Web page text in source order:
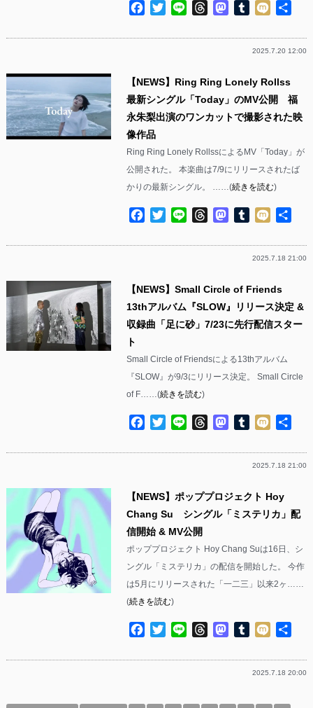
Facebook
TwitterLine ThreadsMastodon
Tumblr
Mixi
2025.7.20 12:00
【NEWS】Ring Ring Lonely Rollss
最新シングル「Today」のMV公開 福
永朱梨出演のワンカットで撮影された映
像作品
Ring Ring Lonely RollssによるMV「Today」が
公開された。 本楽曲は7/9にリリースされたば
かりの最新シングル。 ……(続きを読む)
Facebook
TwitterLine ThreadsMastodon
Tumblr
Mixi
2025.7.18 21:00
【NEWS】Small Circle of Friends
13thアルバム『SLOW』リリース決定 &
収録曲「足に砂」7/23に先行配信スター
ト
Small Circle of Friendsによる13thアルバム
『SLOW』が9/3にリリース決定。 Small Circle
of F……(続きを読む)
Facebook
TwitterLine ThreadsMastodon
Tumblr
Mixi
2025.7.18 21:00
【NEWS】ポッププロジェクト Hoy
Chang Su シングル「ミステリカ」配
信開始 & MV公開
ポッププロジェクト Hoy Chang Suは16日、シ
ングル「ミステリカ」の配信を開始した。 今作
は5月にリリースされた「一二三」以来2ヶ……
(続きを読む)
Facebook
TwitterLine ThreadsMastodon
Tumblr
Mixi
2025.7.18 20:00